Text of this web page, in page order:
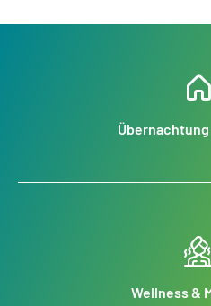
Wellness &